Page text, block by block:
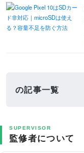
の記事一覧
SUPERVISOR
監修者について